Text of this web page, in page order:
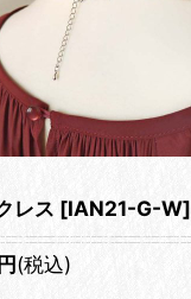
レス [IAN21-G-W]
円(税込)